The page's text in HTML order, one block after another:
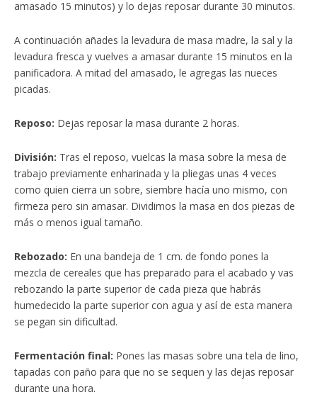
amasado 15 minutos) y lo dejas reposar durante 30 minutos.
A continuación añades la levadura de masa madre, la sal y la
levadura fresca y vuelves a amasar durante 15 minutos en la
panificadora. A mitad del amasado, le agregas las nueces
picadas.
Reposo: Dejas reposar la masa durante 2 horas.
División: Tras el reposo, vuelcas la masa sobre la mesa de
trabajo previamente enharinada y la pliegas unas 4 veces
como quien cierra un sobre, siembre hacía uno mismo, con
firmeza pero sin amasar. Dividimos la masa en dos piezas de
más o menos igual tamaño.
Rebozado: En una bandeja de 1 cm. de fondo pones la
mezcla de cereales que has preparado para el acabado y vas
rebozando la parte superior de cada pieza que habrás
humedecido la parte superior con agua y así de esta manera
se pegan sin dificultad.
Fermentación final: Pones las masas sobre una tela de lino,
tapadas con paño para que no se sequen y las dejas reposar
durante una hora.